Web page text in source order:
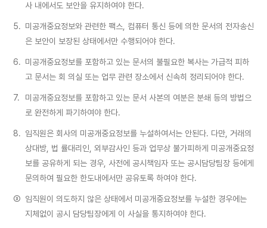
사 내에서도 보안을 유지하여야 한다.
5. 미공개중요정보와 관련한 팩스, 컴퓨터 통신 등에 의한 문서의 전자송신
은 보안이 보장된 상태에서만 수행되어야 한다.
6. 미공개중요정보를 포함하고 있는 문서의 불필요한 복사는 가급적 피하
고 문서는 회 의실 또는 업무 관련 장소에서 신속히 정리되어야 한다.
7.
미공개중요정보를 포함하고 있는 문서 사본의 여분은 분쇄 등의 방법으
로 완전하게 파기하여야 한다.
8. 임직원은 회사의 미공개중요정보를 누설하여서는 안된다. 다만, 거래의
상대방, 법 률대리인, 외부감사인 등과 업무상 불가피하게 미공개중요정
보를 공유하게 되는 경우, 사전에 공시책임자 또는 공시담당팀장 등에게
문의하여 필요한 한도내에서만 공유토록 하여야 한다.
③ 임직원이 의도하지 않은 상태에서 미공개중요정보를 누설한 경우에는
지체없이 공시 담당팀장에게 이 사실을 통지하여야 한다.